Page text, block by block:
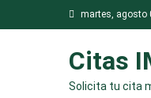
al
martes, agosto
Citas
Solicita tu cita